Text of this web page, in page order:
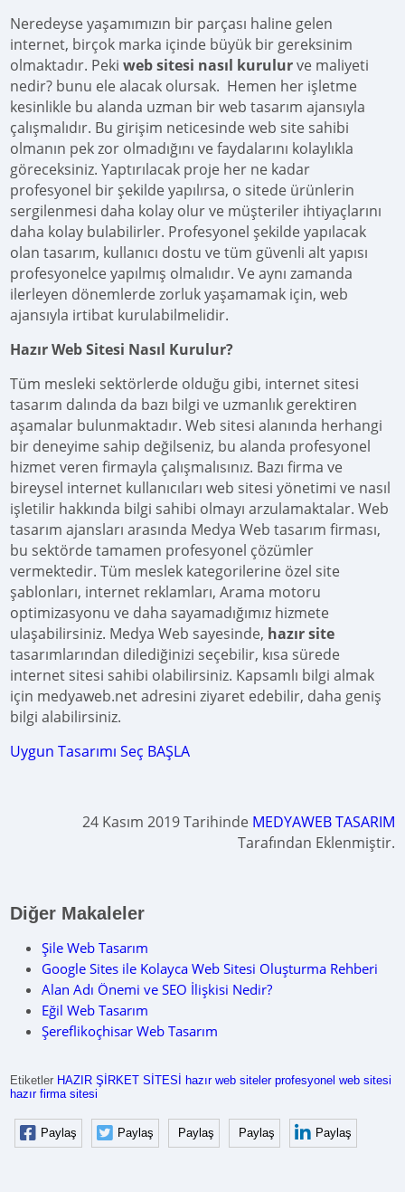
Neredeyse yaşamımızın bir parçası haline gelen
internet, birçok marka içinde büyük bir gereksinim
olmaktadır. Pekiweb sitesi nasıl kurulurve maliyeti
nedir? bunu ele alacak olursak. Hemen her işletme
kesinlikle bu alanda uzman bir web tasarım ajansıyla
çalışmalıdır. Bu girişim neticesinde web site sahibi
olmanın pek zor olmadığını ve faydalarını kolaylıkla
göreceksiniz. Yaptırılacak proje her ne kadar
profesyonel bir şekilde yapılırsa, o sitede ürünlerin
sergilenmesi daha kolay olur ve müşteriler ihtiyaçlarını
daha kolay bulabilirler. Profesyonel şekilde yapılacak
olan tasarım, kullanıcı dostu ve tüm güvenli alt yapısı
profesyonelce yapılmış olmalıdır. Ve aynı zamanda
ilerleyen dönemlerde zorluk yaşamamak için, web
ajansıyla irtibat kurulabilmelidir.
Hazır Web Sitesi Nasıl Kurulur?
Tüm mesleki sektörlerde olduğu gibi, internet sitesi
tasarım dalında da bazı bilgi ve uzmanlık gerektiren
aşamalar bulunmaktadır. Web sitesi alanında herhangi
bir deneyime sahip değilseniz, bu alanda profesyonel
hizmet veren firmayla çalışmalısınız. Bazı firma ve
bireysel internet kullanıcıları web sitesi yönetimi ve nasıl
işletilir hakkında bilgi sahibi olmayı arzulamaktalar. Web
tasarım ajansları arasında Medya Web tasarım firması,
bu sektörde tamamen profesyonel çözümler
vermektedir. Tüm meslek kategorilerine özel site
şablonları, internet reklamları, Arama motoru
optimizasyonu ve daha sayamadığımız hizmete
ulaşabilirsiniz. Medya Web sayesinde, hazır site
tasarımlarından dilediğinizi seçebilir, kısa sürede
internet sitesi sahibi olabilirsiniz. Kapsamlı bilgi almak
için medyaweb.net adresini ziyaret edebilir, daha geniş
bilgi alabilirsiniz.
Uygun Tasarımı Seç BAŞLA
24 Kasım 2019 Tarihinde MEDYAWEB TASARIM
Tarafından Eklenmiştir.
Diğer Makaleler
Şile Web Tasarım
Google Sites ile Kolayca Web Sitesi Oluşturma Rehberi
Alan Adı Önemi ve SEO İlişkisi Nedir?
Eğil Web Tasarım
Şereflikoçhisar Web Tasarım
Etiketler HAZIR ŞİRKET SİTESİ hazır web siteler profesyonel web sitesi
hazır firma sitesi
Paylaş Paylaş Paylaş Paylaş Paylaş